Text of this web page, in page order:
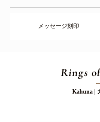
メッセージ刻印
Rings
Kahuna |